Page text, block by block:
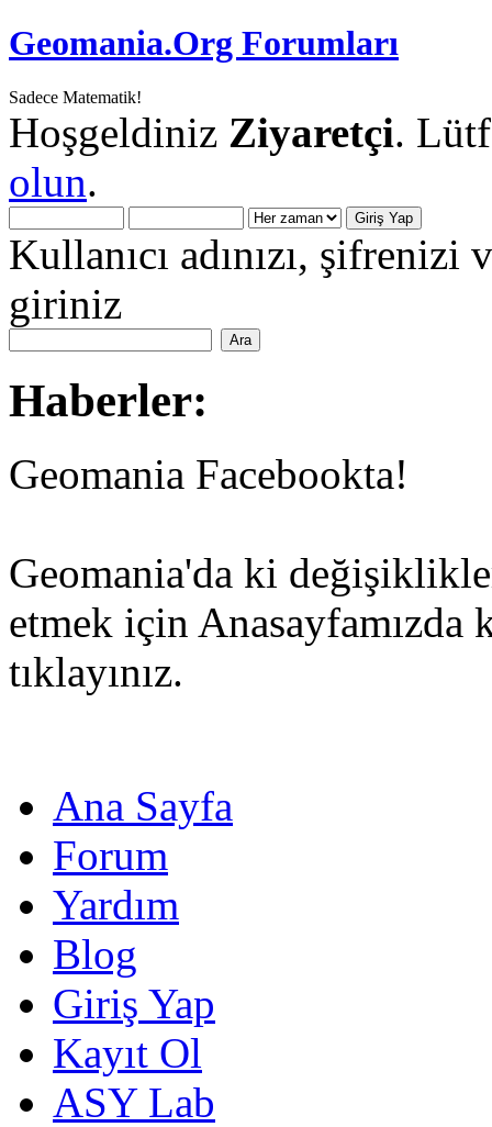
Geomania.Org Forumları
Sadece Matematik!
Hoşgeldiniz Ziyaretçi.
olun.
Kullanıcı adınızı,
giriniz
Haberler:
Geomania Facebookta!
Geomania'da ki
etmek için
tıklayınız.
Ana Sayfa
Forum
Yardım
Blog
Giriş Yap
Kayıt Ol
ASY Lab